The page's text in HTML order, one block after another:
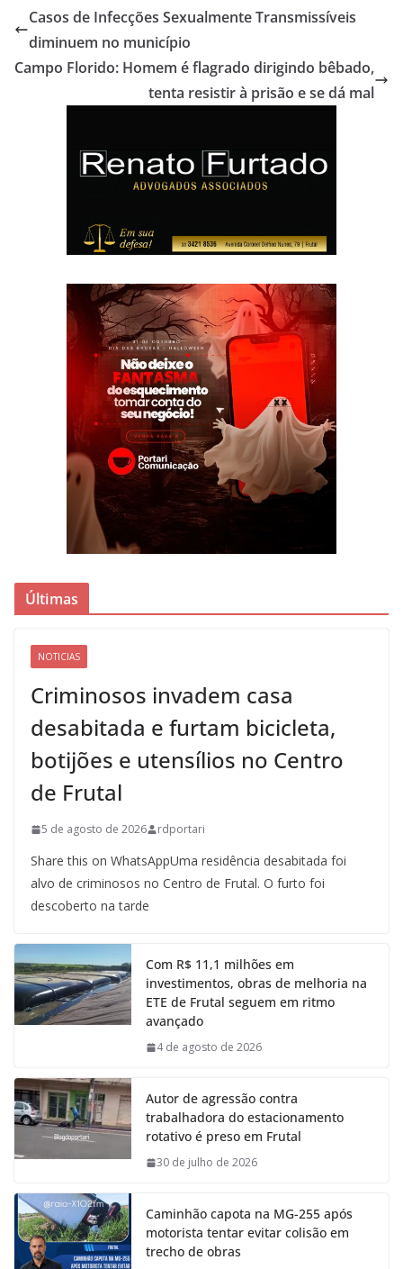
Casos de Infecções Sexualmente Transmissíveis
diminuem no município
Campo Florido: Homem é flagrado dirigindo bêbado,
tenta resistir à prisão e se dá mal
Últimas
NOTICIAS
Criminosos invadem casa
desabitada e furtam bicicleta,
botijões e utensílios no Centro
de Frutal
5 de agosto de 2026 rdportari
Share this on WhatsAppUma residência desabitada foi
alvo de criminosos no Centro de Frutal. O furto foi
descoberto na tarde
Com R$ 11,1 milhões em
investimentos, obras de melhoria na
ETE de Frutal seguem em ritmo
avançado
4 de agosto de 2026
Autor de agressão contra
trabalhadora do estacionamento
rotativo é preso em Frutal
30 de julho de 2026
Caminhão capota na MG-255 após
motorista tentar evitar colisão em
trecho de obras